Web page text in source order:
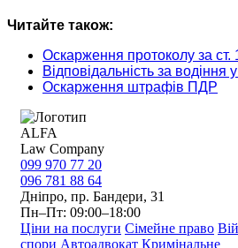
Читайте також:
Оскарження протоколу за
Відповідальність за водіння
Оскарження штрафів ПДР
ALFA
Law Company
099 970 77 20
096 781 88 64
Дніпро, пр. Бандери, 31
Пн–Пт: 09:00–18:00
Ціни на послуги Сімейне право
спори Автоадвокат Кримінальне